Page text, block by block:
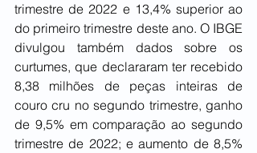
trimestre de 2022 e 13,4% superior ao
do primeiro trimestre deste ano. O IBGE
divulgou também dados sobre os
curtumes, que declararam ter recebido
8,38 milhões de peças inteiras de
couro cru no segundo trimestre, ganho
de 9,5% em comparação ao segundo
trimestre de 2022; e aumento de 8,5%